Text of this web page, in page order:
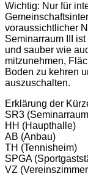
Wichtig: Nur für
voraussichtlicher
Seminarraum III
und sauber wie
mitzunehmen,
Boden zu kehren
auszuschalten.
Erklärung der
SR3
HH (Haupthalle)
AB (Anbau)
TH (Tennisheim)
SPGA
VZ